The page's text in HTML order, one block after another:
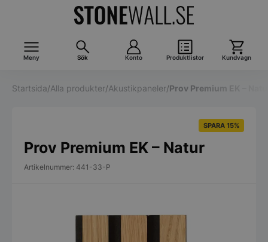
Meny Sök Konto Produktlistor Kundvagn
Startsida/Alla produkter/Akustikpaneler/Prov Premium EK –
SPARA 15%
Prov Premium EK – Natur
Artikelnummer: 441-33-P